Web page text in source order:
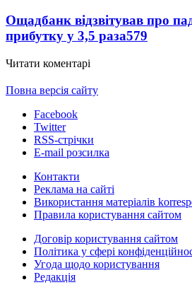
Ощадбанк відзвітував про
прибутку у 3,5 раза579
Читати коментарі
Повна версія сайту
Facebook
Twitter
RSS-стрічки
E-mail розсилка
Контакти
Реклама на сайті
Використання матеріалів
Правила користування сайтом
Договір користування сайтом
Політика у сфері
Угода щодо користування
Редакція